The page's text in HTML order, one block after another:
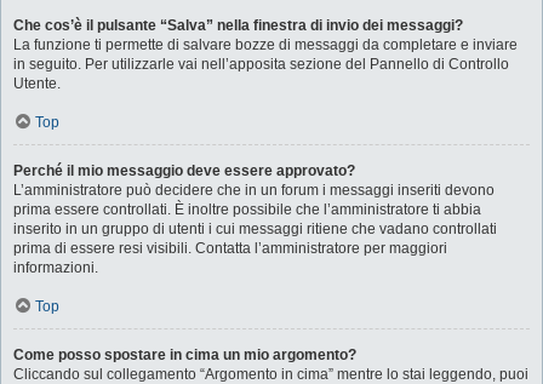
Che cos’è il pulsante “Salva” nella finestra di invio dei messaggi?
La funzione ti permette di salvare bozze di messaggi da completare e inviare
in seguito. Per utilizzarle vai nell’apposita sezione del Pannello di Controllo
Utente.
Top
Perché il mio messaggio deve essere approvato?
L’amministratore può decidere che in un forum i messaggi inseriti devono
prima essere controllati. È inoltre possibile che l’amministratore ti abbia
inserito in un gruppo di utenti i cui messaggi ritiene che vadano controllati
prima di essere resi visibili. Contatta l’amministratore per maggiori
informazioni.
Top
Come posso spostare in cima un mio argomento?
Cliccando sul collegamento “Argomento in cima” mentre lo stai leggendo, puoi